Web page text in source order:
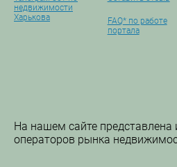
недвижимости
Харькова
FAQ* по работе
портала
На нашем сайте
операторов рынка